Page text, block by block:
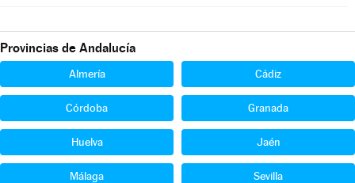
Provincias de Andalucía
Almería Cádiz
Córdoba Granada
Huelva Jaén
Málaga Sevilla